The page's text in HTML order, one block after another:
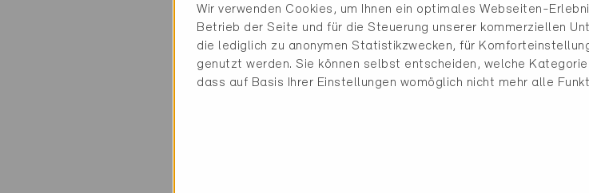
Planung
Lüftung und Klima
Wir verwenden Cookies, um Ihnen ein optimales Webseiten-
Betrieb der Seite und für die Steuerung unserer kommerziellen
die lediglich zu anonymen Statistikzwecken, für
genutzt werden. Sie können selbst entscheiden, welche
dass auf Basis Ihrer Einstellungen womöglich nicht mehr alle